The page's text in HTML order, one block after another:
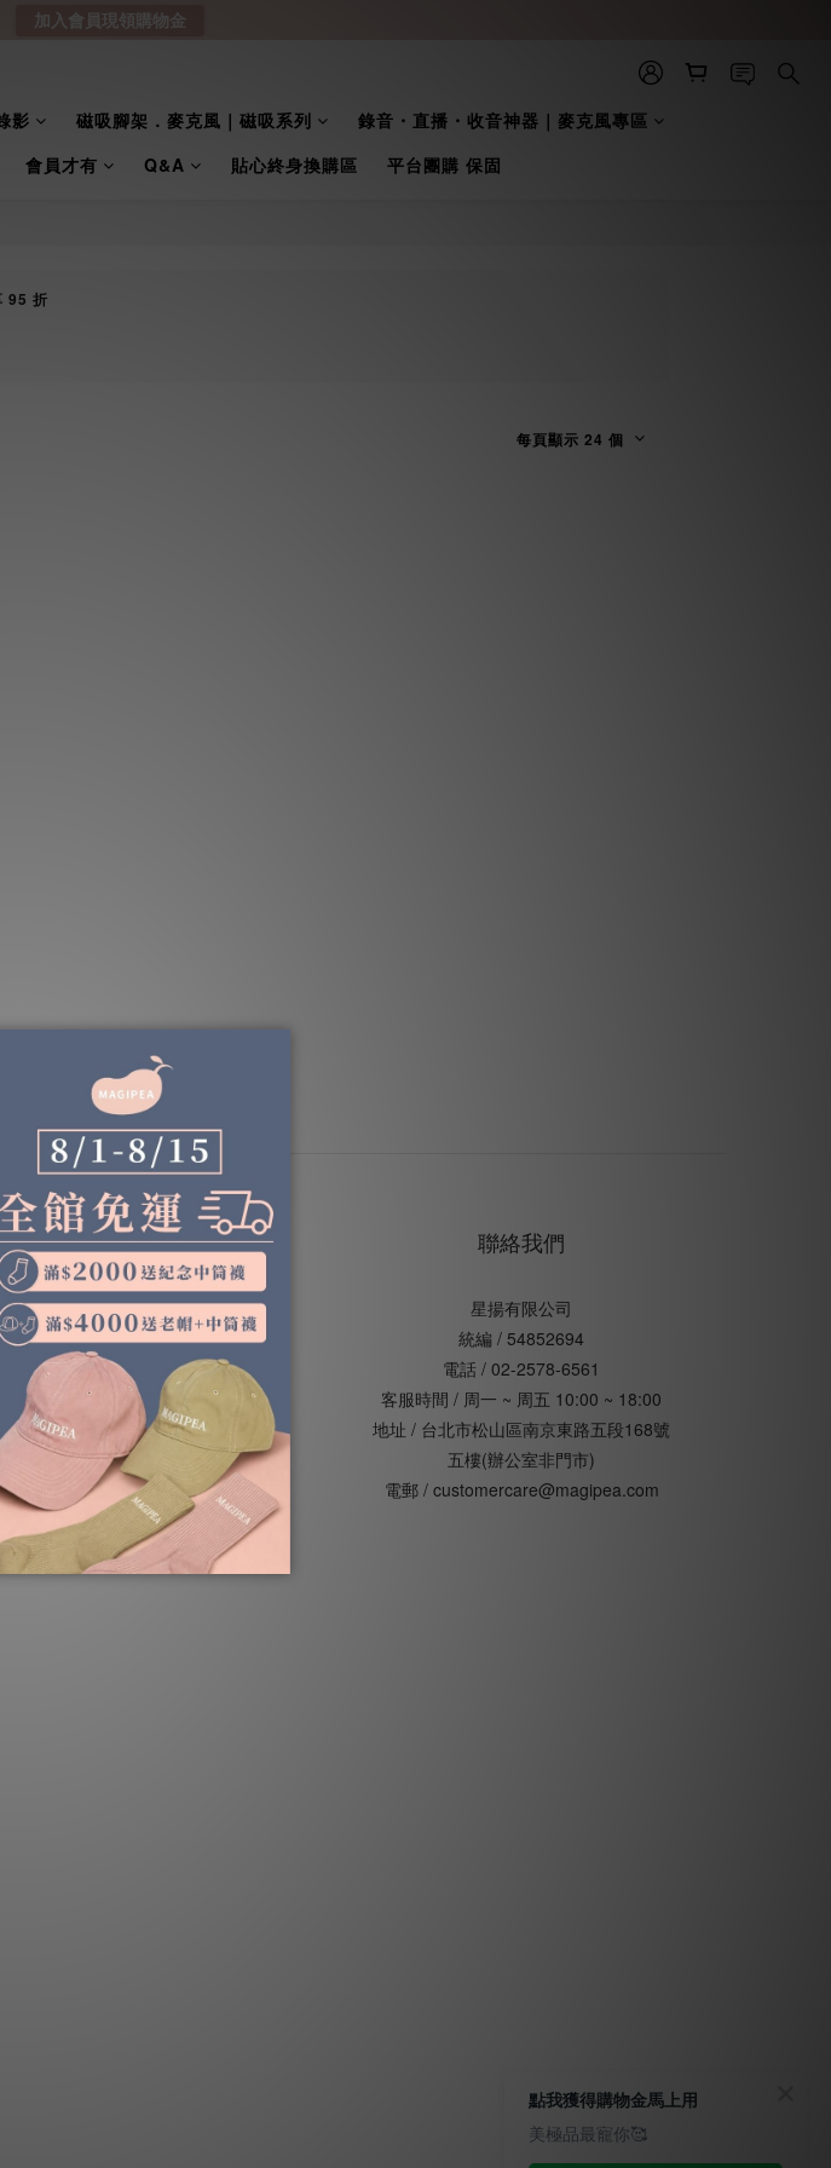
影 磁吸腳架．麥克風｜磁吸系列
錄音・直播・收音神器｜麥克風專區
會員才有 Q&A 貼心終身換購區 平台團購 保固
95 折
每頁顯示 24 個
顧客服務
終身換購
下單常見問題
產品相關問題
購物條款
合作實體通路
聯絡我們
星揚有限公司
統編 / 54852694
電話 / 02-2578-6561
客服時間 / 周一 ~ 周五 10:00 ~ 18:00
地址 / 台北市松山區南京東路五段168號
五樓(辦公室非門市)
電郵 / customercare@magipea.com
加入會員現領購物金
點我獲得購物金馬上用
美極品最寵你🥰